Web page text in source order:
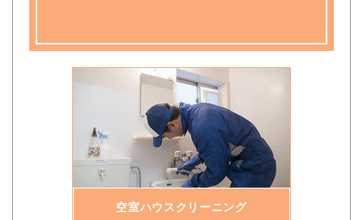
空室ハウスクリーニング